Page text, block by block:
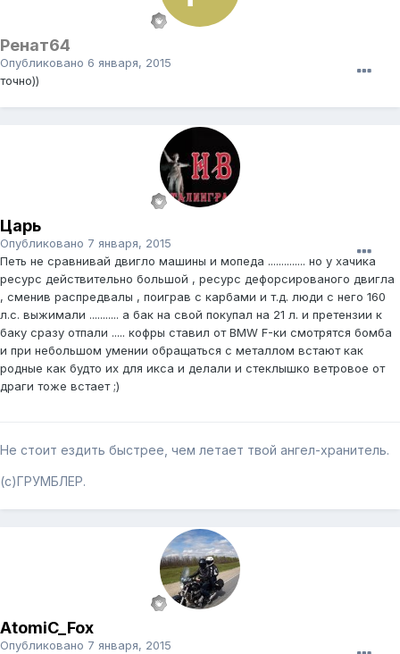
Ренат64
Опубликовано 6 января, 2015
точно))
Царь
Опубликовано 7 января, 2015
Петь не сравнивай двигло машины и мопеда .............. но у хачика
ресурс действительно большой , ресурс дефорсированого двигла
, сменив распредвалы , поиграв с карбами и т.д. люди с него 160
л.с. выжимали ........... а бак на свой покупал на 21 л. и претензии к
баку сразу отпали ..... кофры ставил от BMW F-ки смотрятся бомба
и при небольшом умении обращаться с металлом встают как
родные как будто их для икса и делали и стеклышко ветровое от
драги тоже встает ;)
Не стоит ездить быстрее, чем летает твой ангел-хранитель.
(с)ГРУМБЛЕР.
AtomiC_Fox
Опубликовано 7 января, 2015